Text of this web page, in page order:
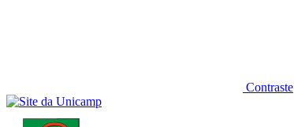
Contraste